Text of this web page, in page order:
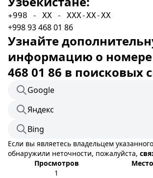
+998 - XX - XXX-XX-XX
+998 93 468 01 86
Узнайте
информацию о номере
468 01 86 в поисковых
Google
Яндекс
Bing
Если вы являетесь владельцем
обнаружили неточности, пожалуйста,
Просмотров
1